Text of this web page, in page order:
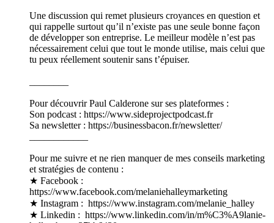
Une discussion qui remet plusieurs croyances en question et
qui rappelle surtout qu’il n’existe pas une seule bonne façon
de développer son entreprise. Le meilleur modèle n’est pas
nécessairement celui que tout le monde utilise, mais celui que
tu peux réellement soutenir sans t’épuiser.
Pour découvrir Paul Calderone sur ses plateformes :
Son podcast : https://www.sideprojectpodcast.fr
Sa newsletter : https://businessbacon.fr/newsletter/
Pour me suivre et ne rien manquer de mes conseils marketing
et stratégies de contenu :
★ Facebook : ⁠⁠⁠⁠⁠⁠⁠⁠⁠⁠⁠⁠⁠⁠⁠⁠⁠⁠⁠
⁠⁠⁠⁠⁠⁠⁠⁠⁠⁠⁠⁠⁠https://www.facebook.com/melaniehalleymarketing⁠⁠⁠⁠⁠⁠⁠⁠⁠⁠⁠⁠⁠⁠⁠⁠⁠⁠⁠⁠⁠⁠⁠⁠⁠⁠⁠⁠⁠⁠⁠⁠
★ Instagram : ⁠⁠⁠⁠⁠⁠⁠⁠⁠⁠⁠⁠⁠⁠⁠⁠⁠⁠⁠ ⁠⁠⁠⁠⁠⁠⁠⁠⁠⁠⁠⁠⁠https://www.instagram.com/melanie_halley⁠⁠⁠⁠⁠⁠⁠⁠⁠⁠⁠⁠⁠⁠⁠⁠⁠⁠⁠⁠⁠⁠⁠⁠⁠⁠⁠⁠⁠⁠⁠⁠
★ Linkedin : ⁠⁠⁠⁠⁠⁠⁠⁠⁠⁠⁠⁠⁠⁠⁠⁠⁠⁠⁠ ⁠⁠⁠⁠⁠⁠⁠⁠⁠⁠⁠⁠⁠https://www.linkedin.com/in/m%C3%A9lanie-